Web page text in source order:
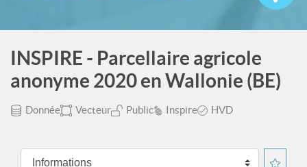
INSPIRE - Parcellaire agricole
anonyme 2020 en Wallonie (BE)
Donnée Vecteur Public Inspire HVD